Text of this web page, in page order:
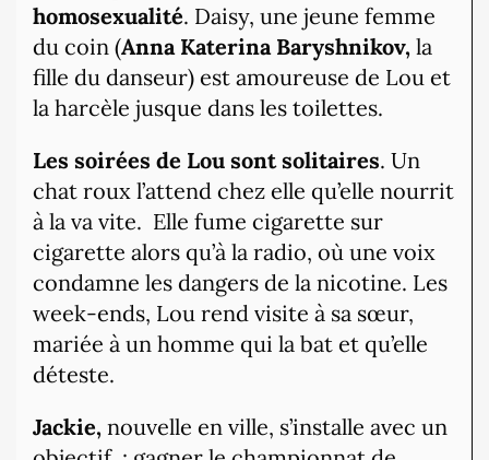
homosexualité. Daisy, une jeune femme
du coin (Anna Katerina Baryshnikov, la
fille du danseur) est amoureuse de Lou et
la harcèle jusque dans les toilettes.
Les soirées de Lou sont solitaires. Un
chat roux l’attend chez elle qu’elle nourrit
à la va vite. Elle fume cigarette sur
cigarette alors qu’à la radio, où une voix
condamne les dangers de la nicotine. Les
week-ends, Lou rend visite à sa sœur,
mariée à un homme qui la bat et qu’elle
déteste.
Jackie, nouvelle en ville, s’installe avec un